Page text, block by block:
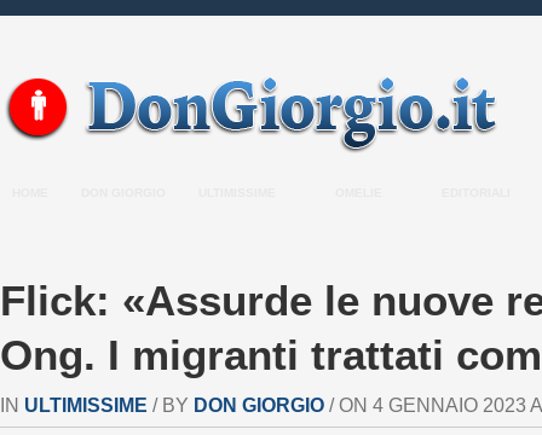
Flick: «Assurde le nuove
Ong. I migranti trattati
IN ULTIMISSIME / BY DON GIORGIO / ON 4 GENNAIO 2023